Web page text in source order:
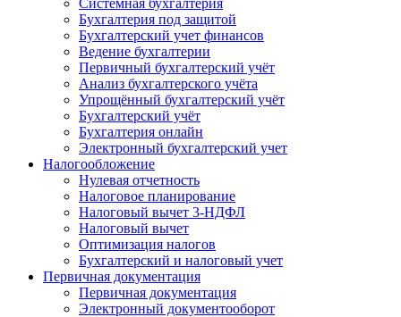
Бухгалтерия под защитой
Бухгалтерский учет финансов
Ведение бухгалтерии
Первичный бухгалтерский учёт
Анализ бухгалтерского учёта
Упрощённый бухгалтерский учёт
Бухгалтерский учёт
Бухгалтерия онлайн
Электронный бухгалтерский учет
Налогообложение
Нулевая отчетность
Налоговое планирование
Налоговый вычет 3-НДФЛ
Налоговый вычет
Оптимизация налогов
Бухгалтерский и налоговый учет
Первичная документация
Первичная документация
Электронный документооборот